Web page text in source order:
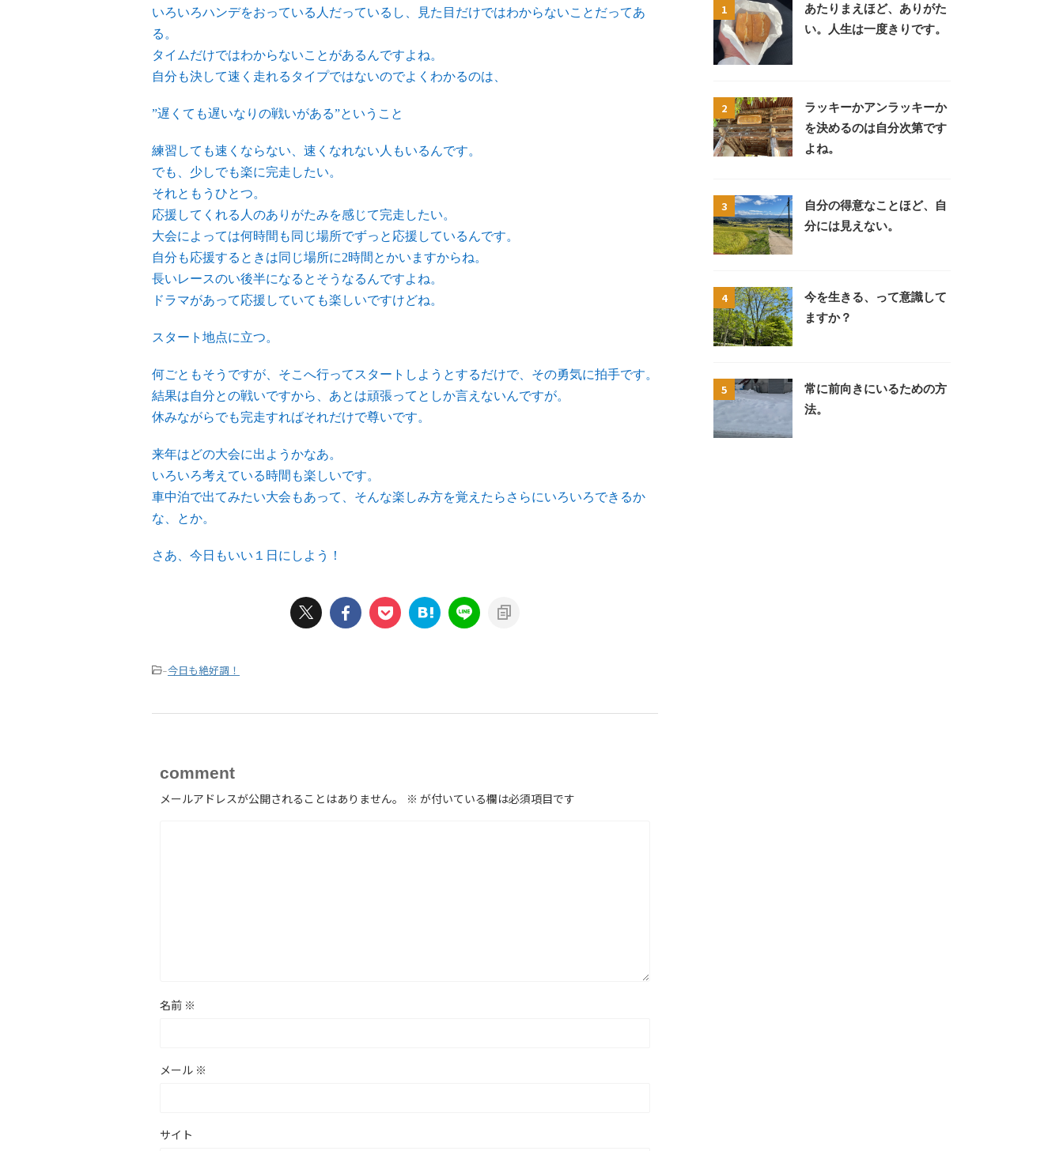
いろいろハンデをおっている人だっているし、見た目だけではわからないことだってあ
る。
タイムだけではわからないことがあるんですよね。
自分も決して速く走れるタイプではないのでよくわかるのは、
”遅くても遅いなりの戦いがある”ということ
練習しても速くならない、速くなれない人もいるんです。
でも、少しでも楽に完走したい。
それともうひとつ。
応援してくれる人のありがたみを感じて完走したい。
大会によっては何時間も同じ場所でずっと応援しているんです。
自分も応援するときは同じ場所に2時間とかいますからね。
長いレースのい後半になるとそうなるんですよね。
ドラマがあって応援していても楽しいですけどね。
スタート地点に立つ。
何ごともそうですが、そこへ行ってスタートしようとするだけで、その勇気に拍手です。
結果は自分との戦いですから、あとは頑張ってとしか言えないんですが。
休みながらでも完走すればそれだけで尊いです。
来年はどの大会に出ようかなあ。
いろいろ考えている時間も楽しいです。
車中泊で出てみたい大会もあって、そんな楽しみ方を覚えたらさらにいろいろできるか
な、とか。
さあ、今日もいい１日にしよう！
-今日も絶好調！
comment
メールアドレスが公開されることはありません。 ※ が付いている欄は必須項目です
名前 ※
メール ※
サイト
1
あたりまえほど、ありがた
い。人生は一度きりです。
2
ラッキーかアンラッキーか
を決めるのは自分次第です
よね。
3
自分の得意なことほど、自
分には見えない。
4
今を生きる、って意識して
ますか？
5
常に前向きにいるための方
法。